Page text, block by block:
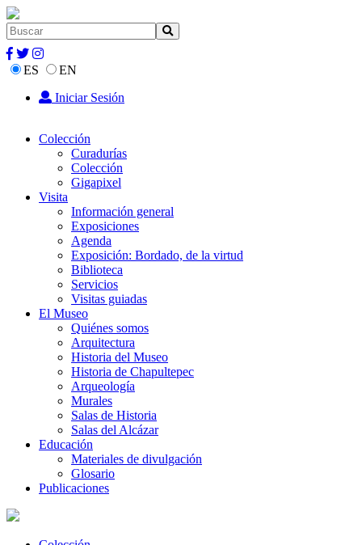
ES
EN
Iniciar Sesión
Colección
Curadurías
Colección
Gigapixel
Visita
Información general
Exposiciones
Agenda
Exposición: Bordado, de la virtud
Biblioteca
Servicios
Visitas guiadas
El Museo
Quiénes somos
Arquitectura
Historia del Museo
Historia de Chapultepec
Arqueología
Murales
Salas de Historia
Salas del Alcázar
Educación
Materiales de divulgación
Glosario
Publicaciones